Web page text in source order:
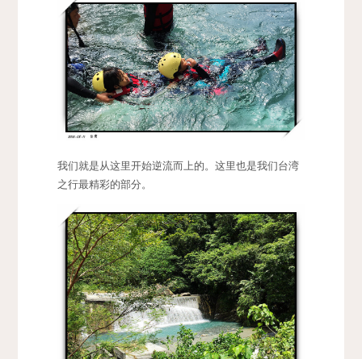
我们就是从这里开始逆流而上的。这里也是我们台湾
之行最精彩的部分。